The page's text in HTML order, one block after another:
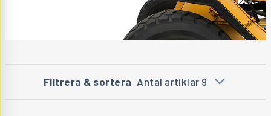
Filtrera & sortera Antal artiklar 9